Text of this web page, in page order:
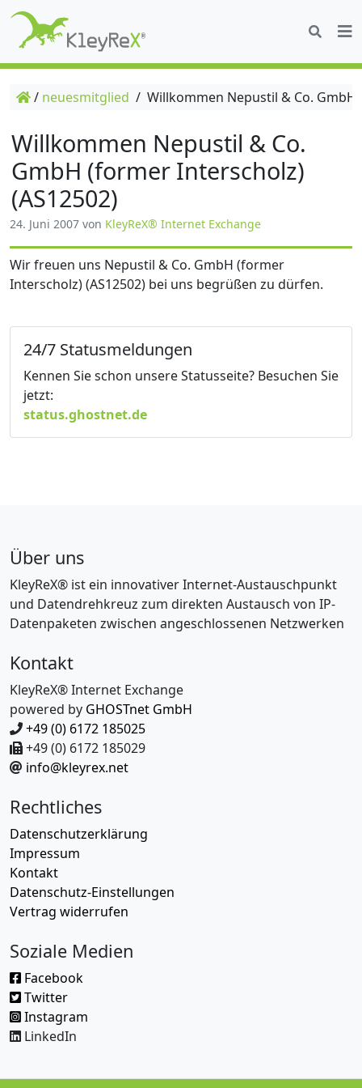
/ neuesmitglied / Willkommen Nepustil & Co.
Willkommen Nepustil & Co.
GmbH (former Interscholz)
(AS12502)
24. Juni 2007 von KleyReX® Internet Exchange
Wir freuen uns Nepustil & Co. GmbH (former
Interscholz) (AS12502) bei uns begrüßen zu dürfen.
24/7 Statusmeldungen
Kennen Sie schon unsere Statusseite? Besuchen Sie
jetzt:
status.ghostnet.de
Über uns
KleyReX® ist ein innovativer Internet-Austauschpunkt
und Datendrehkreuz zum direkten Austausch von IP-
Datenpaketen zwischen angeschlossenen Netzwerken
Kontakt
KleyReX® Internet Exchange
powered by GHOSTnet GmbH
+49 (0) 6172 185025
+49 (0) 6172 185029
info@kleyrex.net
Rechtliches
Datenschutzerklärung
Impressum
Kontakt
Datenschutz-Einstellungen
Vertrag widerrufen
Soziale Medien
Facebook
Twitter
Instagram
LinkedIn